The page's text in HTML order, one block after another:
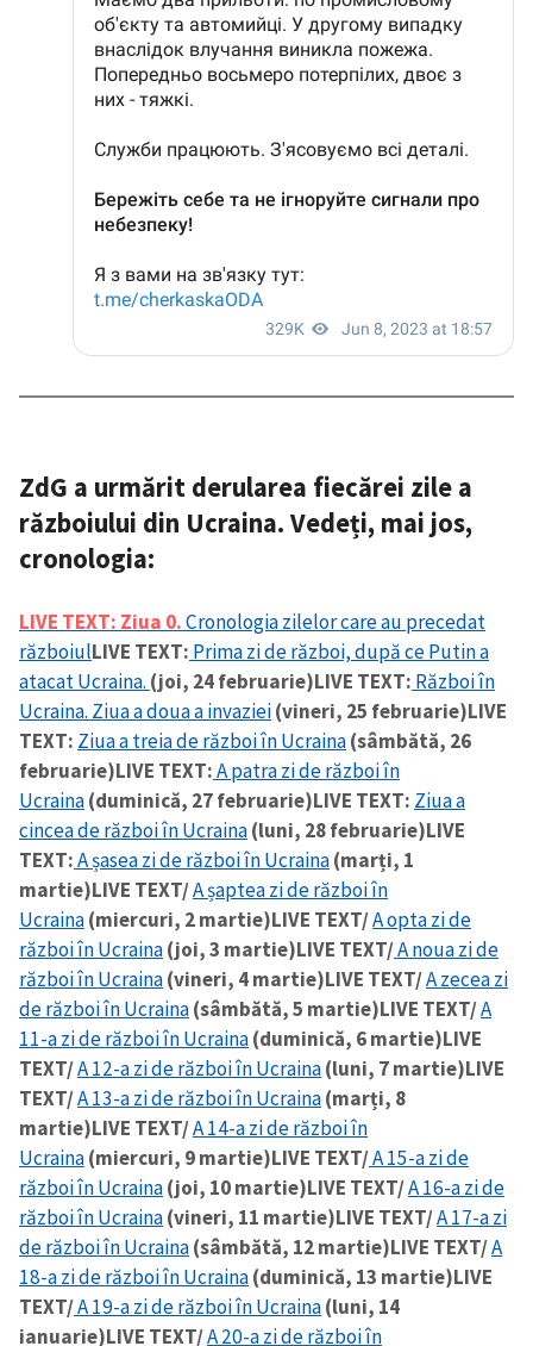
ZdG a urmărit derularea fiecărei zile a
războiului din Ucraina. Vedeți, mai jos,
cronologia:
LIVE TEXT: Ziua 0.Cronologia zilelor care au precedat
războiulLIVE TEXT: Prima zi de război, după ce Putin a
atacat Ucraina. (joi, 24 februarie)LIVE TEXT: Război în
Ucraina. Ziua a doua a invaziei(vineri, 25 februarie)LIVE
TEXT: Ziua a treia de război în Ucraina(sâmbătă, 26
februarie)LIVE TEXT:A patra zi de război în
Ucraina(duminică, 27 februarie)LIVE TEXT: Ziua a
cincea de război în Ucraina(luni, 28 februarie)LIVE
TEXT:A șasea zi de război în Ucraina(marți, 1
martie)LIVE TEXT/A șaptea zi de război în
Ucraina(miercuri, 2 martie)LIVE TEXT/A opta zi de
război în Ucraina(joi, 3 martie)LIVE TEXT/A noua zi de
război în Ucraina(vineri, 4 martie)LIVE TEXT/A zecea zi
de război în Ucraina(sâmbătă, 5 martie)LIVE TEXT/A
11-a zi de război în Ucraina(duminică, 6 martie)LIVE
TEXT/A 12-a zi de război în Ucraina(luni, 7 martie)LIVE
TEXT/A 13-a zi de război în Ucraina(marți, 8
martie)LIVE TEXT/A 14-a zi de război în
Ucraina(miercuri, 9 martie)LIVE TEXT/A 15-a zi de
război în Ucraina(joi, 10 martie)LIVE TEXT/A 16-a zi de
război în Ucraina(vineri, 11 martie)LIVE TEXT/A 17-a zi
de război în Ucraina(sâmbătă, 12 martie)LIVE TEXT/A
18-a zi de război în Ucraina(duminică, 13 martie)LIVE
TEXT/A 19-a zi de război în Ucraina(luni, 14
ianuarie)LIVE TEXT/A 20-a zi de război în